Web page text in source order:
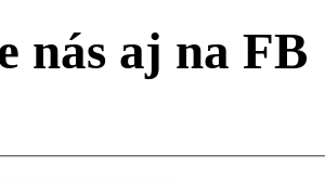
nás aj na FB